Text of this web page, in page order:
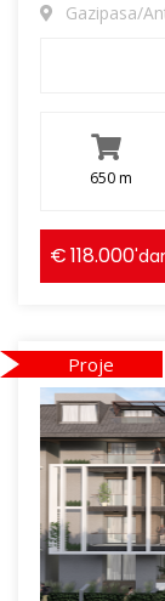
Gazipasa/
650 m
118.000
Proje